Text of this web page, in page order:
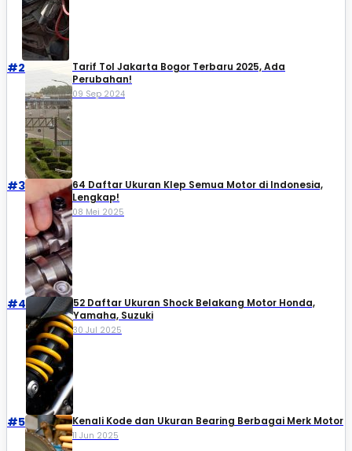
#2
Tarif Tol Jakarta Bogor Terbaru 2025, Ada
Perubahan!
09 Sep 2024
#3
64 Daftar Ukuran Klep Semua Motor di Indonesia,
Lengkap!
08 Mei 2025
#4
52 Daftar Ukuran Shock Belakang Motor Honda,
Yamaha, Suzuki​
30 Jul 2025
#5 Kenali Kode dan Ukuran Bearing Berbagai Merk Motor
11 Jun 2025